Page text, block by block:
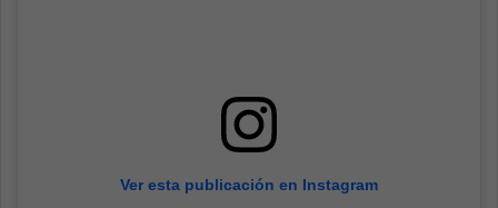
Ver esta publicación en Instagram